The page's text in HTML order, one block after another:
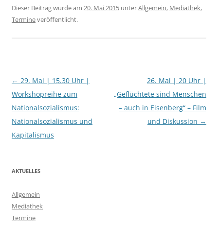
Dieser Beitrag wurde am 20. Mai 2015 unterAllgemein, Mediathek,
Termineveröffentlicht.
Beitragsnavigation
← 29. Mai | 15.30 Uhr |
Workshopreihe zum
Nationalsozialismus:
Nationalsozialismus und
Kapitalismus
26. Mai | 20 Uhr |
„Geflüchtete sind Menschen
– auch in Eisenberg“ – Film
und Diskussion →
AKTUELLES
Allgemein
Mediathek
Termine